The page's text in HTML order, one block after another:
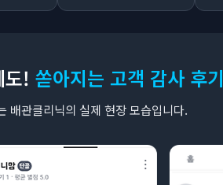
도! 쏟아지는 고객 감사 후기
배관클리닉의 실제 현장 모습입니다.